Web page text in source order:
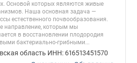
Основой которых являются живые
Наша основная задача —
естественного почвообразования.
направление, которым мы
в восстановлении плодородия
бактериально-грибными...
область ИНН: 616513451570